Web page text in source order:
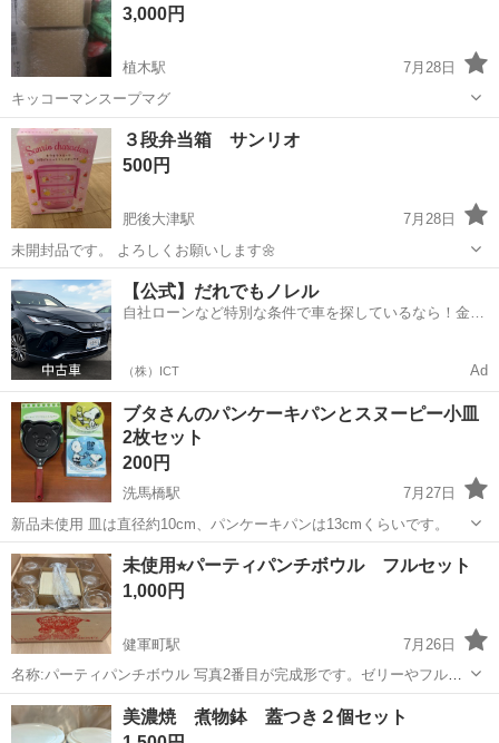
3,000円
植木駅
7月28日
キッコーマンスープマグ
熊本 熊本市 植木駅 食器 キッコーマン
３段弁当箱 サンリオ
500円
肥後大津駅
7月28日
未開封品です。 よろしくお願いします🌼
熊本 菊池郡 肥後大津駅 食器
【公式】だれでもノレル
自社ローンなど特別な条件で車を探しているなら！金利
（株）ICT Ad
ブタさんのパンケーキパンとスヌーピー小皿
2枚セット
200円
洗馬橋駅
7月27日
新品未使用 皿は直径約10cm、パンケーキパンは13cmくらいです。
熊本 熊本市 洗馬橋駅
未使用⭐︎パーティパンチボウル フルセット
1,000円
健軍町駅
7月26日
名称:パーティパンチボウル 写真2番目が完成形です。ゼリーやフルー
ツポンチなどを楽しむ食器です。 未使用でフルセット揃っておりま
す。 直径23、深さ7㎝くらい 新品未使用のまま長期自宅保管していた
熊本 熊本市 健軍町駅 食器
美濃焼 煮物鉢 蓋つき２個セット